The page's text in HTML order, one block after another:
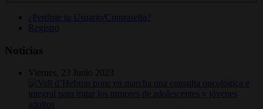
¿Perdiste tu Usuario/Contraseña?
Registro
Noticias
Viernes, 23 Junio 2023